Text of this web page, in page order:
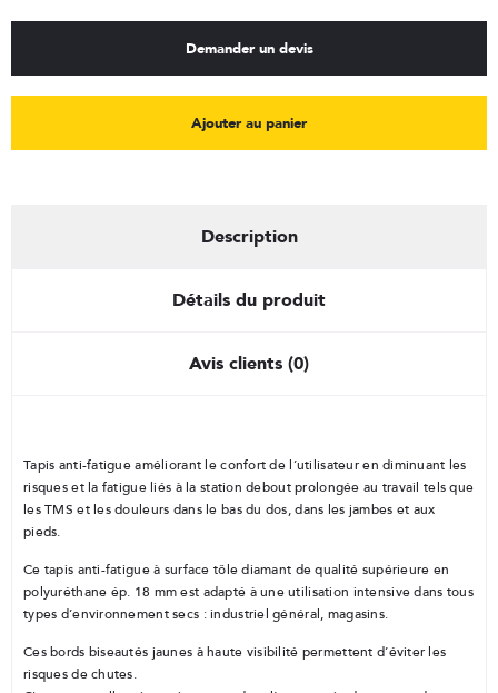
Demander un devis
Ajouter au panier
Description
Détails du produit
Avis clients (0)
Tapis anti-fatigue améliorant le confort de l’utilisateur en diminuant les
risques et la fatigue liés à la station debout prolongée au travail tels que
les TMS et les douleurs dans le bas du dos, dans les jambes et aux
pieds.
Ce tapis anti-fatigue à surface tôle diamant de qualité supérieure en
polyuréthane ép. 18 mm est adapté à une utilisation intensive dans tous
types d’environnement secs : industriel général, magasins.
Ces bords biseautés jaunes à haute visibilité permettent d’éviter les
risques de chutes.